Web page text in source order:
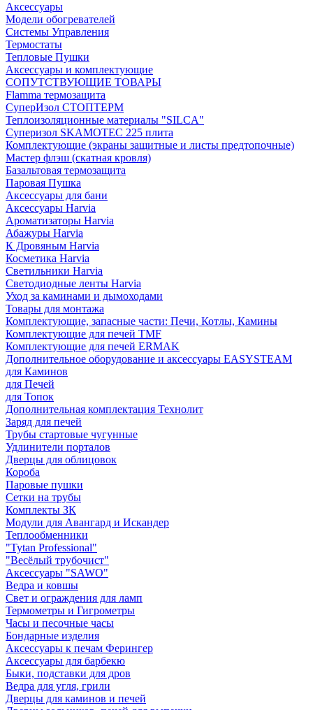
Аксессуары
Модели обогревателей
Системы Управления
Термостаты
Тепловые Пушки
Аксессуары и комплектующие
СОПУТСТВУЮЩИЕ ТОВАРЫ
Flamma термозащита
СуперИзол СТОПТЕРМ
Теплоизоляционные материалы "SILCA"
Суперизол SKAMOTEC 225 плита
Комплектующие (экраны защитные и листы предтопочные)
Мастер флэш (скатная кровля)
Базальтовая термозащита
Паровая Пушка
Аксессуары для бани
Аксессуары Harvia
Ароматизаторы Harvia
Абажуры Harvia
К Дровяным Harvia
Косметика Harvia
Светильники Harvia
Светодиодные ленты Harvia
Уход за каминами и дымоходами
Товары для монтажа
Комплектующие, запасные части: Печи, Котлы, Камины
Комплектующие для печей TMF
Комплектующие для печей ERMAK
Дополнительное оборудование и аксессуары EASYSTEAM
для Каминов
для Печей
для Топок
Дополнительная комплектация Технолит
Заряд для печей
Трубы стартовые чугунные
Удлинители порталов
Дверцы для облицовок
Короба
Паровые пушки
Сетки на трубы
Комплекты ЗК
Модули для Авангард и Искандер
Теплообменники
"Tytan Professional"
"Весёлый трубочист"
Аксессуары "SAWO"
Ведра и ковшы
Свет и ограждения для ламп
Термометры и Гигрометры
Часы и песочные часы
Бондарные изделия
Аксессуары к печам Ферингер
Аксессуары для барбекю
Быки, подставки для дров
Ведра для угля, грили
Дверцы для каминов и печей